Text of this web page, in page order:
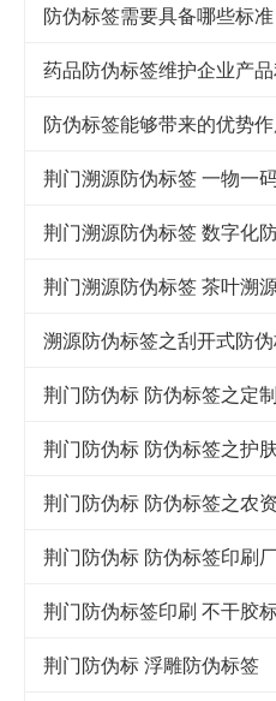
防伪标签需要具备哪些标准
药品防伪标签维护企业产
防伪标签能够带来的优势
荆门溯源防伪标签 一物一码技术
荆门溯源防伪标签 数字化防窜
荆门溯源防伪标签 茶叶溯
溯源防伪标签之刮开式防
荆门防伪标 防伪标签之定
荆门防伪标 防伪标签之护肤品类不干
荆门防伪标 防伪标签之农资二维码
荆门防伪标 防伪标签印刷厂商
荆门防伪标签印刷 不干胶标签印刷
荆门防伪标 浮雕防伪标签